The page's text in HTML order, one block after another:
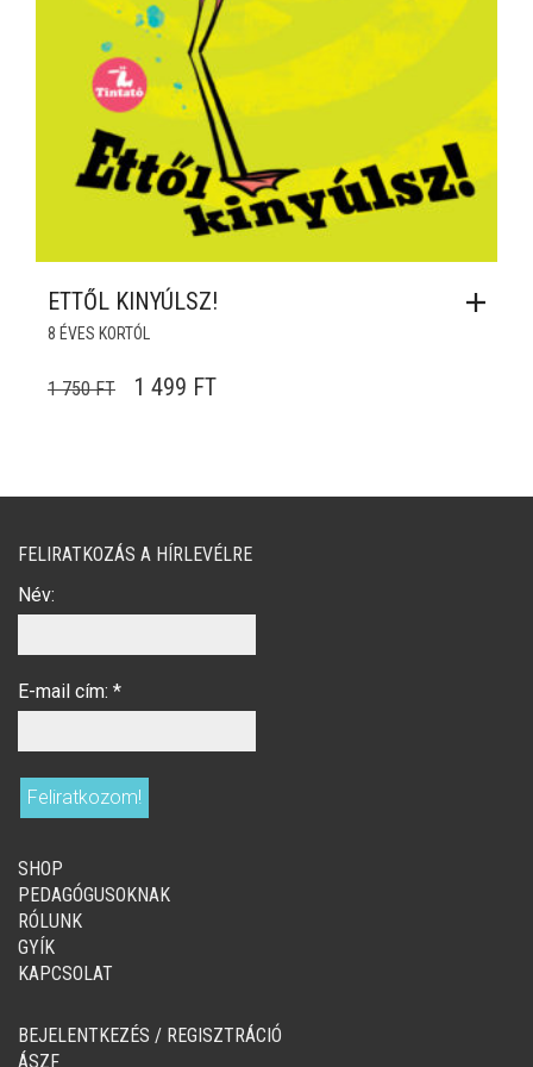
ETTŐL KINYÚLSZ!
8 ÉVES KORTÓL
1 750FT ORIGINAL PRICE WAS: 1 750 FT.
1 499 FTCURRENT PRICE IS: 1 499 FT.
FELIRATKOZÁS A HÍRLEVÉLRE
Név:
E-mail cím: *
SHOP
PEDAGÓGUSOKNAK
RÓLUNK
GYÍK
KAPCSOLAT
BEJELENTKEZÉS / REGISZTRÁCIÓ
ÁSZF